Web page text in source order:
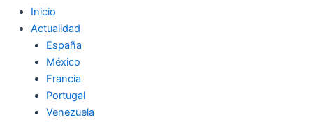
Inicio
Actualidad
España
México
Francia
Portugal
Venezuela